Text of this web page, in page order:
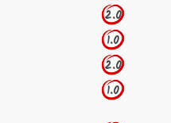
2.0
1.0
2.0
1.0